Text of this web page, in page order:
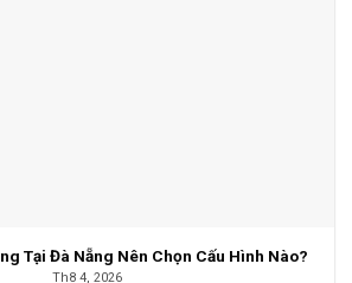
Tại Đà Nẵng Nên Chọn Cấu Hình Nào?
Th8 4, 2026